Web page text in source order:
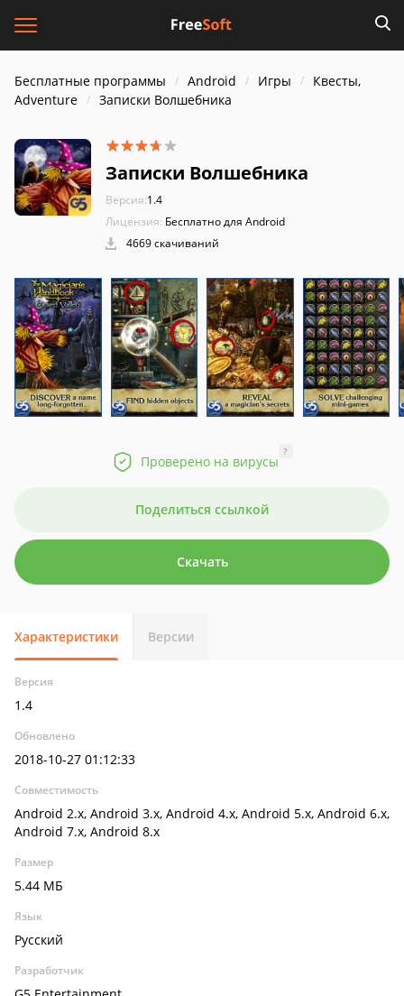
Бесплатные программы Android Игры
Квесты,
Adventure
Записки Волшебника
Записки Волшебника
Версия:1.4
Лицензия: Бесплатно для Android
4669 скачиваний
Проверено на вирусы
?
Поделиться ссылкой
Скачать
Характеристики Версии
Версия
1.4
Обновлено
2018-10-27 01:12:33
Совместимость
Android 2.x, Android 3.x, Android 4.x, Android 5.x, Android 6.x,
Android 7.x, Android 8.x
Размер
5.44 МБ
Язык
Русский
Разработчик